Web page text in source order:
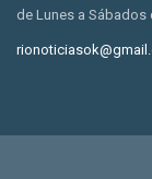
de Lunes a Sábados